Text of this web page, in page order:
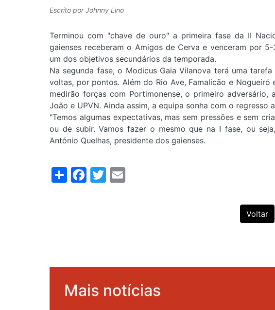
Escrito porJohnny Lino
Terminou com "chave de ouro" a primeira fase da II
gaienses receberam o Amigos de Cerva e venceram por
um dos objetivos secundários da temporada.
Na segunda fase, o Modicus Gaia Vilanova terá uma
voltas, por pontos. Além do Rio Ave, Famalicão e Nogueiró
medirão forças com Portimonense, o primeiro adversário,
João e UPVN. Ainda assim, a equipa sonha com o
"Temos algumas expectativas, mas sem pressões e sem
ou de subir. Vamos fazer o mesmo que na I fase, ou
António Quelhas, presidente dos gaienses.
ShareFacebook
Twitter
Voltar
Mais notícias